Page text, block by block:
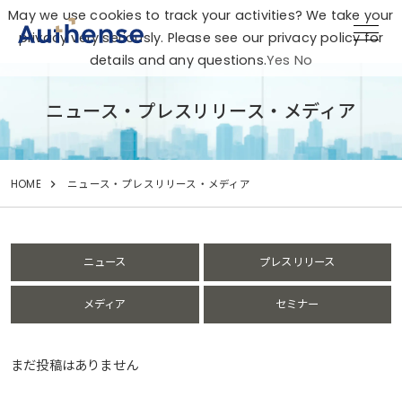
ニュース・プレスリリース・メディア
HOME ニュース・プレスリリース・メディア
ニュース プレスリリース
メディア セミナー
まだ投稿はありません
May we use cookies to track your activities? We take your
privacy very seriously. Please see our privacy policy for
details and any questions.Yes No